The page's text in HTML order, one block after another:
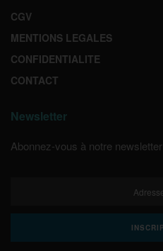
CGV
MENTIONS LEGALES
CONFIDENTIALITE
CONTACT
Newsletter
Abonnez-vous à notre newsletter